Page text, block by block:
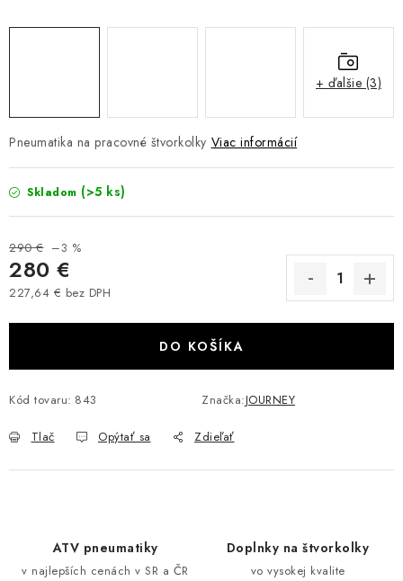
INÉ PRÍSLUŠENSTVO
CAN AM OUTLANDER 570/650/800/1000
CF MOTO 800/850 GLADIATOR X8
Pneumatika na pracovné štvorkolky Viac informácií
Skladom (>5 ks)
290 € –3 %
280 €
227,64 € bez DPH
DO KOŠÍKA
Kód tovaru: 843 Značka:JOURNEY
Tlač Opýtať sa Zdieľať
+ ďalšie (3)
ATV pneumatiky
v najlepších cenách v SR a ČR
Doplnky na štvorkolky
vo vysokej kvalite